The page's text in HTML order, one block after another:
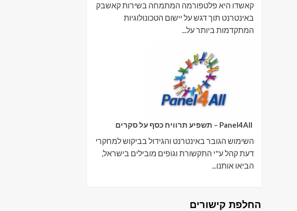
קאשדו היא פלטפורמה המתמחה בשירות קאשבק
באינטרנט תוך דגש על יישום הטכונולוגיות
המתקדמות ביותר על...
השימוש הגובר באינטרנט והגידול בביקוש למחקרי
דעת קהל ע"י התקשורת וגופים מובילים בישראל,
הביאו אותנו...
החלפת קישורים